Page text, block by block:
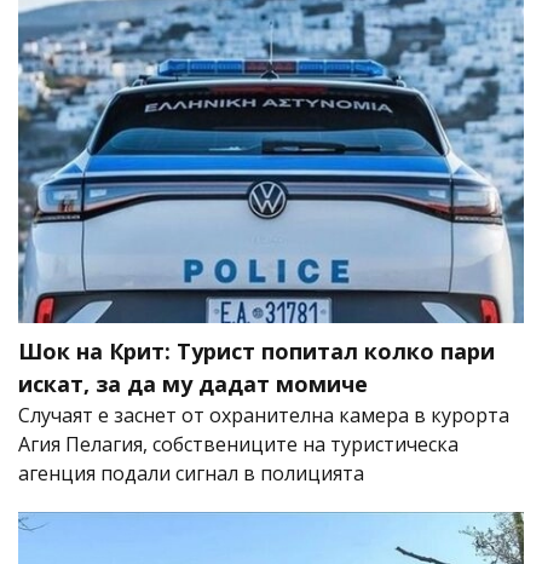
Шок на Крит: Турист попитал колко пари
искат, за да му дадат момиче
Случаят е заснет от охранителна камера в курорта
Агия Пелагия, собствениците на туристическа
агенция подали сигнал в полицията